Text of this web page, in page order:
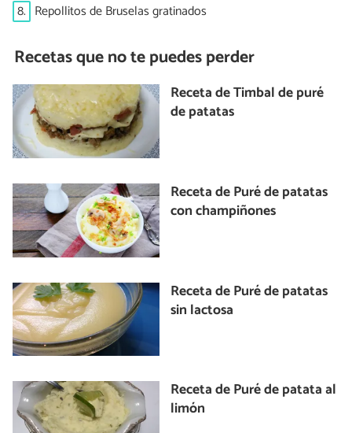
8. Repollitos de Bruselas gratinados
Recetas que no te puedes perder
Receta de Timbal de puré
de patatas
Receta de Puré de patatas
con champiñones
Receta de Puré de patatas
sin lactosa
Receta de Puré de patata al
limón